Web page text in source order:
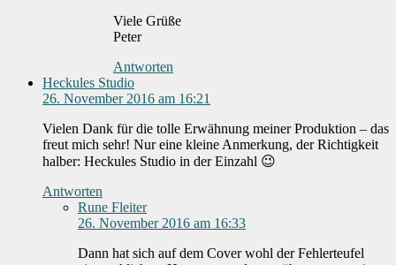
Viele Grüße
Peter
Antworten
Heckules Studio
26. November 2016 am 16:21
Vielen Dank für die tolle Erwähnung meiner Produktion – das
freut mich sehr! Nur eine kleine Anmerkung, der Richtigkeit
halber: Heckules Studio in der Einzahl 😉
Antworten
Rune Fleiter
26. November 2016 am 16:33
Dann hat sich auf dem Cover wohl der Fehlerteufel